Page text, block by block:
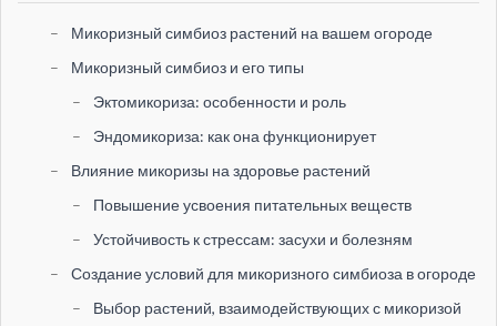
Микоризный симбиоз растений на вашем огороде
Микоризный симбиоз и его типы
Эктомикориза: особенности и роль
Эндомикориза: как она функционирует
Влияние микоризы на здоровье растений
Повышение усвоения питательных веществ
Устойчивость к стрессам: засухи и болезням
Создание условий для микоризного симбиоза в огороде
Выбор растений, взаимодействующих с микоризой